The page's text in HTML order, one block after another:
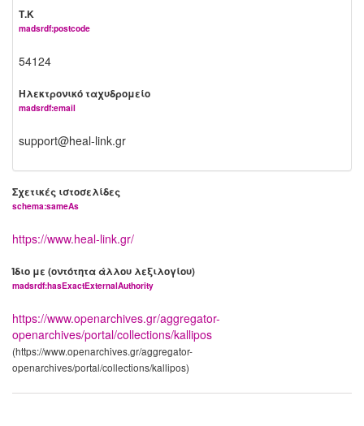
Τ.Κ
madsrdf:postcode
54124
Ηλεκτρονικό ταχυδρομείο
madsrdf:email
support@heal-link.gr
Σχετικές ιστοσελίδες
schema:sameAs
https://www.heal-link.gr/
Ίδιο με (οντότητα άλλου λεξιλογίου)
madsrdf:hasExactExternalAuthority
https://www.openarchives.gr/aggregator-
openarchives/portal/collections/kallipos
(https://www.openarchives.gr/aggregator-
openarchives/portal/collections/kallipos)